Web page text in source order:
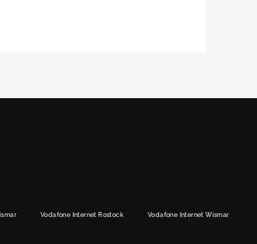
Vodafone Internet Rostock Vodafone Internet Wismar